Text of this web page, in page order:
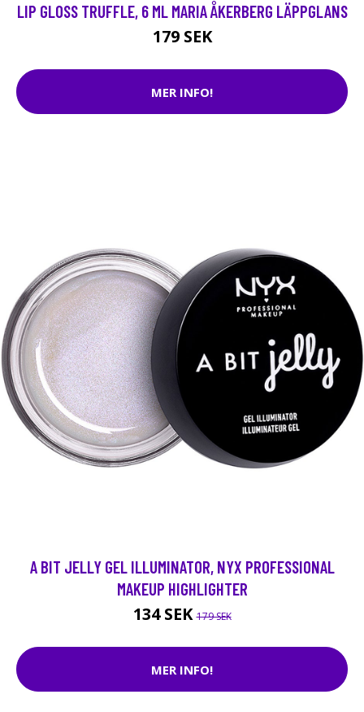
LIP GLOSS TRUFFLE, 6 ML MARIA ÅKERBERG LÄPPGLANS
179 SEK
MER INFO!
A BIT JELLY GEL ILLUMINATOR, NYX PROFESSIONAL
MAKEUP HIGHLIGHTER
134 SEK179 SEK
MER INFO!